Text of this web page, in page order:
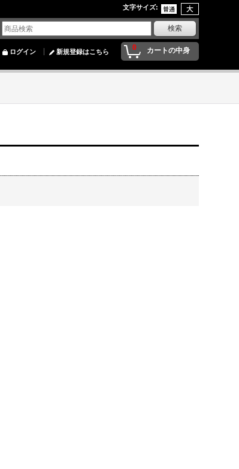
文字サイズ:
0 カートの中身
ログイン 新規登録はこちら